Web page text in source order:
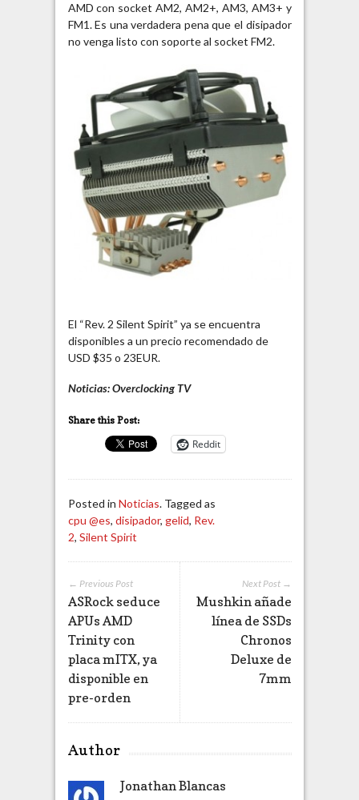
AMD con socket AM2, AM2+, AM3, AM3+ y
FM1. Es una verdadera pena que el disipador
no venga listo con soporte al socket FM2.
El “Rev. 2 Silent Spirit” ya se encuentra
disponibles a un precio recomendado de
USD $35 o 23EUR.
Noticias: Overclocking TV
Share this Post:
Reddit
Posted in Noticias. Tagged as
cpu @es, disipador, gelid, Rev.
2, Silent Spirit
Next Post →
Mushkin añade
línea de SSDs
Chronos
Deluxe de
7mm
← Previous Post
ASRock seduce
APUs AMD
Trinity con
placa mITX, ya
disponible en
pre-orden
Author
Jonathan Blancas